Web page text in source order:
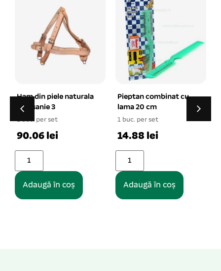
Pieptan combinat cu
lama 20 cm
1 buc. per set
14.88 lei
Adaugă în coș
Lesa retractabila FIT
ACTIVE cu banda S 5 m
15 kg
1 buc. per set